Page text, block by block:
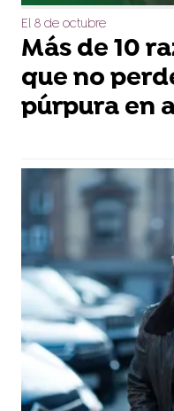
El 8 de octubre
Más de 10
que no
púrpura en